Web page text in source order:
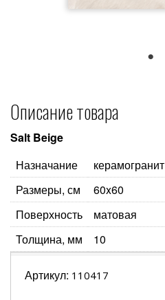
Описание товара
Salt Beige
Назначание
керамогранит
Размеры, см
60x60
Поверхность
матовая
Толщина, мм
10
Артикул: 110417